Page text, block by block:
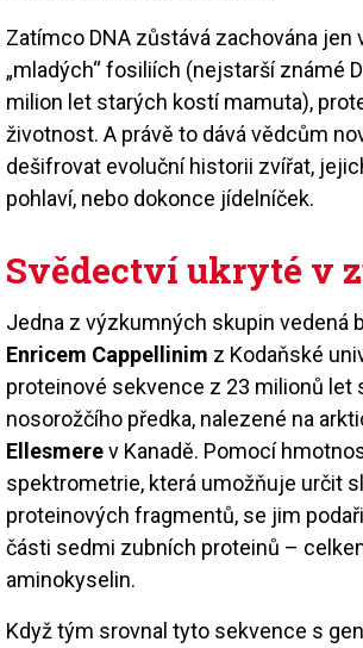
Zatímco DNA zůstává zachována jen
„mladých“ fosiliích (nejstarší známé
milion let starých kostí mamuta),
životnost. A právě to dává vědcům
dešifrovat evoluční historii zvířat,
pohlaví, nebo dokonce jídelníček.
Svědectví ukryté v
Jedna z výzkumných skupin vedená
Enricem Cappellinim z Kodaňské
proteinové sekvence z 23 milionů let
nosorožčího předka, nalezené na
Ellesmerev Kanadě. Pomocí
spektrometrie, která umožňuje určit
proteinových fragmentů, se jim
části sedmi zubních proteinů –
aminokyselin.
Když tým srovnal tyto sekvence s